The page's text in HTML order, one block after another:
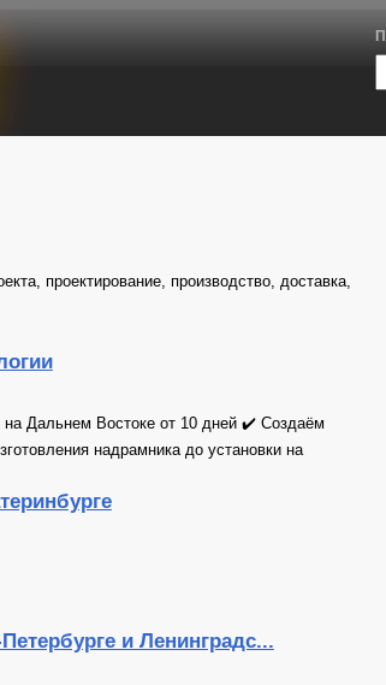
проектирование, производство, доставка,
на Дальнем Востоке от 10 дней ✔️ Создаём
надрамника до установки на
и Ленинградс...